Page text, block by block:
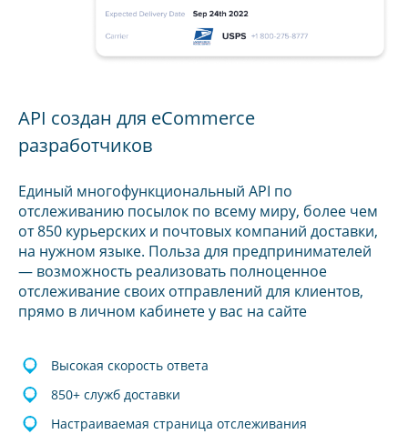
API создан для eCommerce
разработчиков
Единый многофункциональный API по
отслеживанию посылок по всему миру, более чем
от 850 курьерских и почтовых компаний доставки,
на нужном языке. Польза для предпринимателей
— возможность реализовать полноценное
отслеживание своих отправлений для клиентов,
прямо в личном кабинете у вас на сайте
Высокая скорость ответа
850+ служб доставки
Настраиваемая страница отслеживания